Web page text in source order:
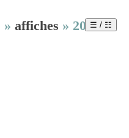
» affiches » 2018☰ / ☷